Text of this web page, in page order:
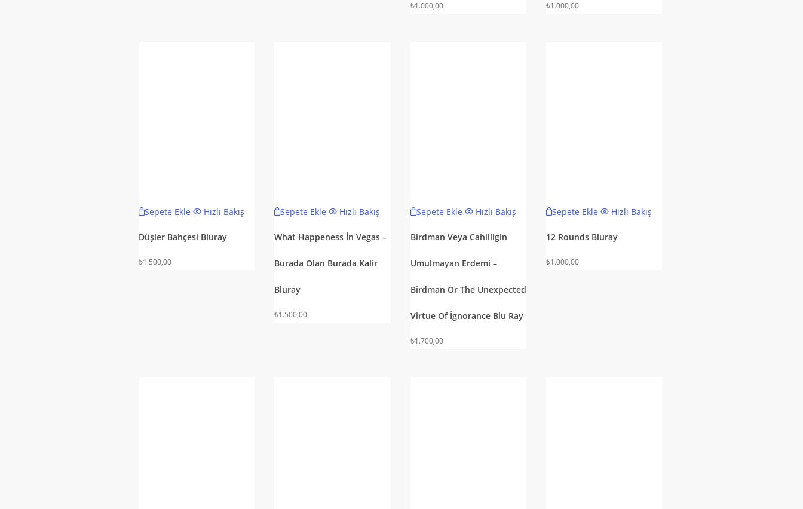
₺1.000,00 ₺1.000,00
Sepete Ekle Hızlı Bakış
Düşler Bahçesi Bluray
₺1.500,00
Sepete Ekle Hızlı Bakış
What Happeness İn Vegas –
Burada Olan Burada Kalir
Bluray
₺1.500,00
Sepete Ekle Hızlı Bakış
Birdman Veya Cahilligin
Umulmayan Erdemi –
Birdman Or The Unexpected
Virtue Of İgnorance Blu Ray
₺1.700,00
Sepete Ekle Hızlı Bakış
12 Rounds Bluray
₺1.000,00